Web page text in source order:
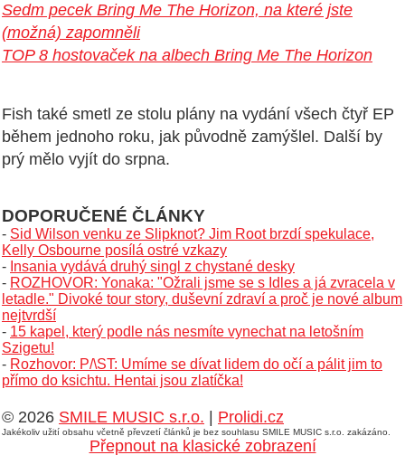
Sedm pecek Bring Me The Horizon, na které jste
(možná) zapomněli
TOP 8 hostovaček na albech Bring Me The Horizon
Fish také smetl ze stolu plány na vydání všech čtyř EP
během jednoho roku, jak původně zamýšlel. Další by
prý mělo vyjít do srpna.
DOPORUČENÉ ČLÁNKY
- Sid Wilson venku ze Slipknot? Jim Root brzdí spekulace,
Kelly Osbourne posílá ostré vzkazy
- Insania vydává druhý singl z chystané desky
- ROZHOVOR: Yonaka: "Ožrali jsme se s Idles a já zvracela v
letadle." Divoké tour story, duševní zdraví a proč je nové album
nejtvrdší
- 15 kapel, který podle nás nesmíte vynechat na letošním
Szigetu!
- Rozhovor: P/\ST: Umíme se dívat lidem do očí a pálit jim to
přímo do ksichtu. Hentai jsou zlatíčka!
© 2026 SMILE MUSIC s.r.o. Prolidi.cz
Jakékoliv užití obsahu včetně převzetí článků je bez souhlasu SMILE MUSIC s.r.o. zakázáno.
Přepnout na klasické zobrazení